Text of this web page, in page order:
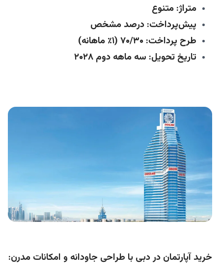
متراژ: متنوع
پیش‌پرداخت: درصد مشخص
طرح پرداخت: ۷۰/۳۰ (۱٪ ماهانه)
تاریخ تحویل: سه‌ ماهه دوم ۲۰۲۸
خرید آپارتمان در دبی با طراحی جاودانه و امکانات مدرن: